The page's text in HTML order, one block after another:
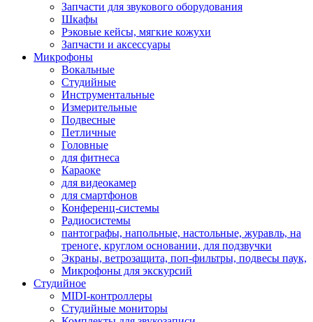
Запчасти для звукового оборудования
Шкафы
Рэковые кейсы, мягкие кожухи
Запчасти и аксессуары
Микрофоны
Вокальные
Студийные
Инструментальные
Измерительные
Подвесные
Петличные
Головные
для фитнеса
Караоке
для видеокамер
для смартфонов
Конференц-системы
Радиосистемы
пантографы, напольные, настольные, журавль, на
треноге, круглом основании, для подзвучки
Экраны, ветрозащита, поп-фильтры, подвесы паук,
Микрофоны для экскурсий
Студийное
MIDI-контроллеры
Студийные мониторы